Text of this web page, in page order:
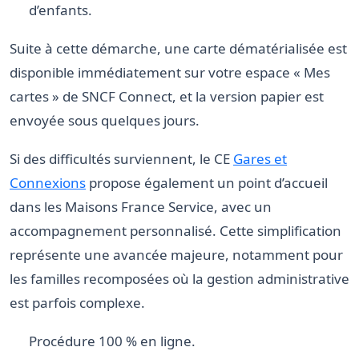
d’enfants.
Suite à cette démarche, une carte dématérialisée est
disponible immédiatement sur votre espace « Mes
cartes » de SNCF Connect, et la version papier est
envoyée sous quelques jours.
Si des difficultés surviennent, le CE Gares et
Connexions propose également un point d’accueil
dans les Maisons France Service, avec un
accompagnement personnalisé. Cette simplification
représente une avancée majeure, notamment pour
les familles recomposées où la gestion administrative
est parfois complexe.
Procédure 100 % en ligne.